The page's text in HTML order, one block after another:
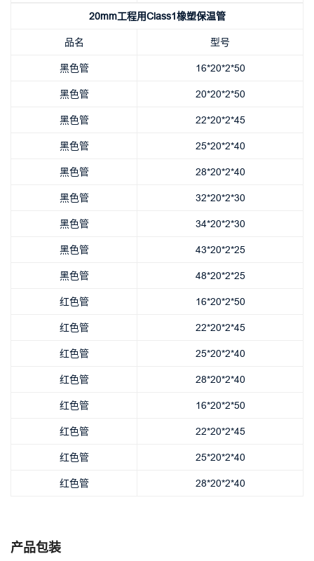
20mm工程用Class1橡塑保温管
品名
型号
黑色管
16*20*2*50
黑色管
20*20*2*50
黑色管
22*20*2*45
黑色管
25*20*2*40
黑色管
28*20*2*40
黑色管
32*20*2*30
黑色管
34*20*2*30
黑色管
43*20*2*25
黑色管
48*20*2*25
红色管
16*20*2*50
红色管
22*20*2*45
红色管
25*20*2*40
红色管
28*20*2*40
红色管
16*20*2*50
红色管
22*20*2*45
红色管
25*20*2*40
红色管
28*20*2*40
产品包装